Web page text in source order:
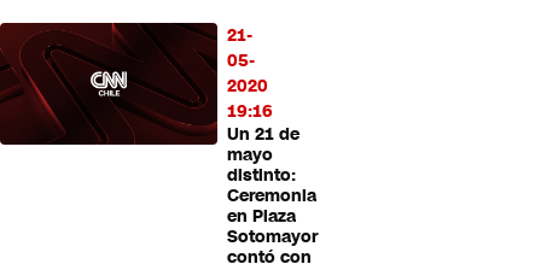
21-
05-
2020
19:16
Un 21 de
mayo
distinto:
Ceremonia
en Plaza
Sotomayor
contó con